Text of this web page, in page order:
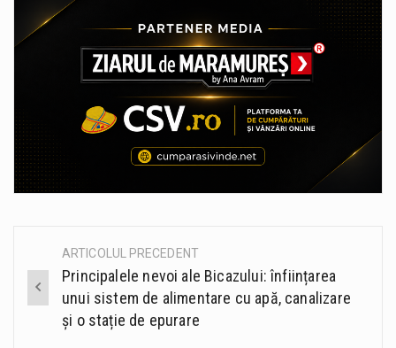
Post
navigation
ARTICOLUL PRECEDENT
Principalele nevoi ale Bicazului: înființarea
unui sistem de alimentare cu apă, canalizare
și o stație de epurare